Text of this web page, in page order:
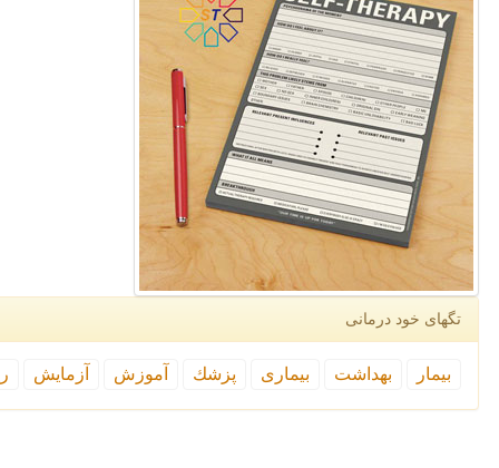
تگهای خود درمانی
بیمار بهداشت بیماری پزشك آموزش آزمایش